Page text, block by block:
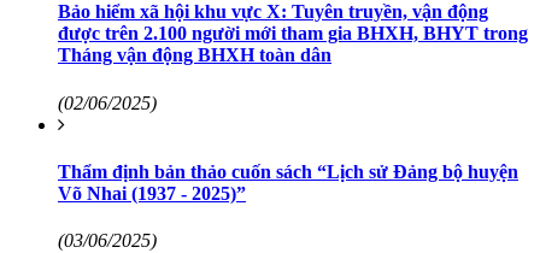
Bảo hiểm xã hội khu vực X: Tuyên truyền, vận động
được trên 2.100 người mới tham gia BHXH, BHYT trong
Tháng vận động BHXH toàn dân
(02/06/2025)
Thẩm định bản thảo cuốn sách “Lịch sử Đảng bộ huyện
Võ Nhai (1937 - 2025)”
(03/06/2025)